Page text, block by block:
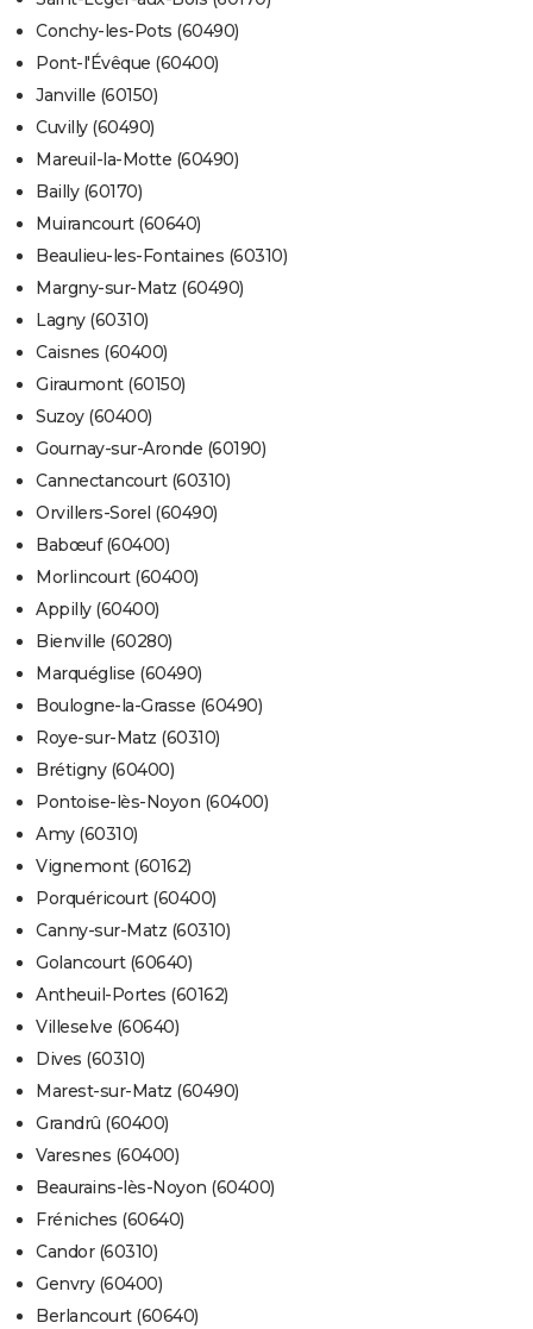
Conchy-les-Pots (60490)
Pont-l'Évêque (60400)
Janville (60150)
Cuvilly (60490)
Mareuil-la-Motte (60490)
Bailly (60170)
Muirancourt (60640)
Beaulieu-les-Fontaines (60310)
Margny-sur-Matz (60490)
Lagny (60310)
Caisnes (60400)
Giraumont (60150)
Suzoy (60400)
Gournay-sur-Aronde (60190)
Cannectancourt (60310)
Orvillers-Sorel (60490)
Babœuf (60400)
Morlincourt (60400)
Appilly (60400)
Bienville (60280)
Marquéglise (60490)
Boulogne-la-Grasse (60490)
Roye-sur-Matz (60310)
Brétigny (60400)
Pontoise-lès-Noyon (60400)
Amy (60310)
Vignemont (60162)
Porquéricourt (60400)
Canny-sur-Matz (60310)
Golancourt (60640)
Antheuil-Portes (60162)
Villeselve (60640)
Dives (60310)
Marest-sur-Matz (60490)
Grandrû (60400)
Varesnes (60400)
Beaurains-lès-Noyon (60400)
Fréniches (60640)
Candor (60310)
Genvry (60400)
Berlancourt (60640)